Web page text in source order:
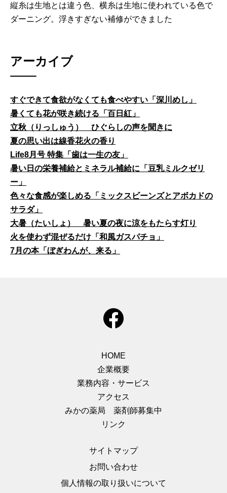
縦糸は生地とは違う色、横糸は生地に使われている色で
ダーニング。浮きすぎない補修ができました
アーカイブ
すぐできて食欲がなくても食べやすい「深川めし」
暑くても花が咲き続ける「百日紅」
立秋（りっしゅう） ひぐらしの声を聞きに
夏の思い出は線香花火の香り
Life8月号 特集「歯は一生の友」
暑い日の栄養補給とミネラル補給に「豆乳ミルクゼリ
ー」
色々な食感が楽しめる「ミックスビーンズとアボカドの
サラダ」
大暑（たいしょ） 暑い夏の夜に涼をもたらす灯り
火を使わず混ぜるだけ「和風ガスパチョ」
7月の本「ぼぎわんが、来る」
HOME
企業概要
業務内容・サービス
アクセス
みかの薬局 薬剤師募集中
リンク
サイトマップ
お問い合わせ
個人情報の取り扱いについて